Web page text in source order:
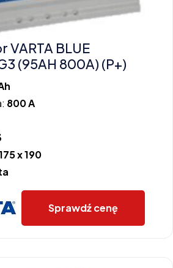
VARTA BLUE
(95AH 800A) (P+)
800 A
x 190
Sprawdź cenę